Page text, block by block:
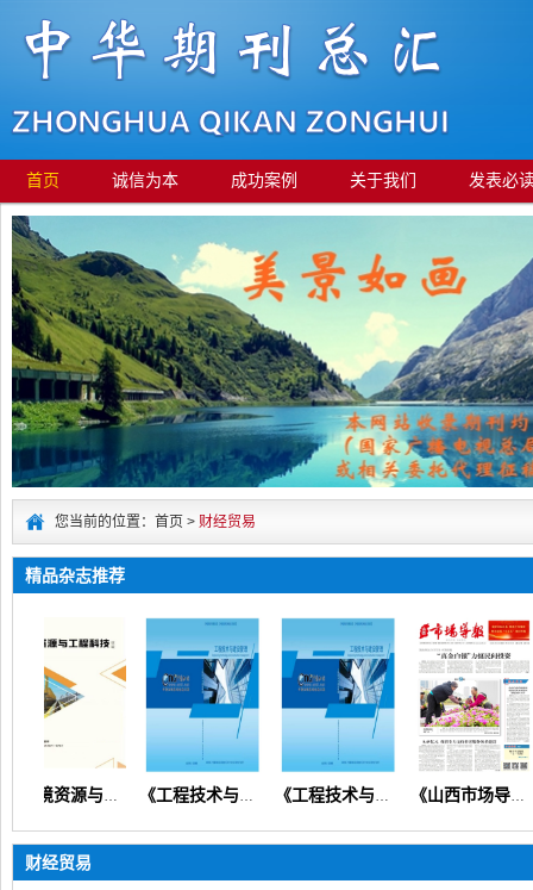
首页 诚信为本 成功案例 关于我们 发表必
您当前的位置：首页 > 财经贸易
精品杂志推荐
《环境资源与工程科技论坛》 《工程技术与建设管理》（设计规划预算造价安全质量）【知网会刊】 《工程技术与建设管理》 《山西市场导报》（思政党建教育教学财会经济医学健康科普）
财经贸易